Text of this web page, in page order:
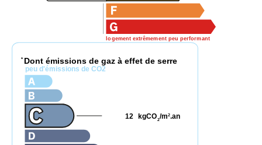
logement extrêmement peu performant
* Dont émissions de gaz à effet de serre
peu d'émissions de CO2
kgCO2/m2.an
12